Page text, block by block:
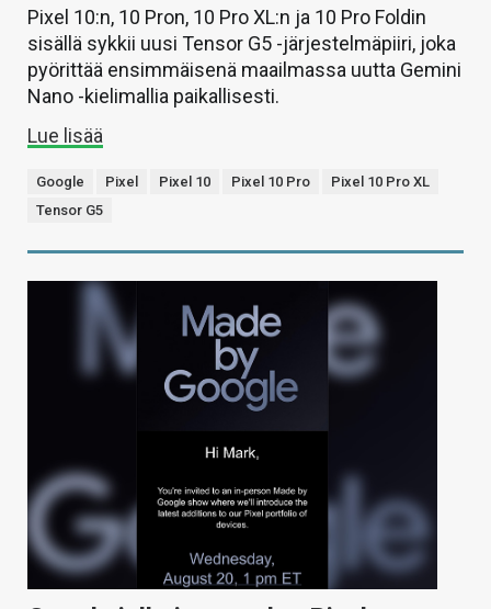
Pixel 10:n, 10 Pron, 10 Pro XL:n ja 10 Pro Foldin
sisällä sykkii uusi Tensor G5 -järjestelmäpiiri, joka
pyörittää ensimmäisenä maailmassa uutta Gemini
Nano -kielimallia paikallisesti.
Lue lisää
Google Pixel Pixel 10 Pixel 10 Pro
Pixel 10 Pro XL
Tensor G5